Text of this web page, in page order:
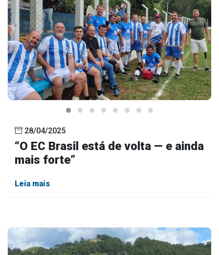
28/04/2025
“O EC Brasil está de volta — e ainda
mais forte”
Leia mais